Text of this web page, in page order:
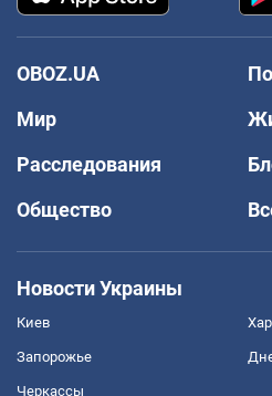
OBOZ.UA
Мир
Расследования
Общество
Новости Украины
Киев
Запорожье
Черкассы